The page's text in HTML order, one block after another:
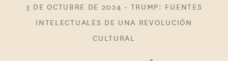
3 DE OCTUBRE DE 2024 • TRUMP: FUENTES
INTELECTUALES DE UNA REVOLUCIÓN
CULTURAL